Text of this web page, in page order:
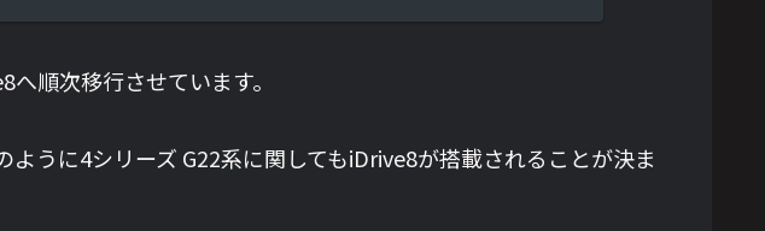
順次移行させています。
うに4シリーズ G22系に関してもiDrive8が搭載されることが決ま